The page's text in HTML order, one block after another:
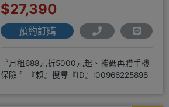
$27,390
預約訂購
〝月租688元折5000元起、攜碼再贈手機
保險 〞『賴』搜尋『ID』:00966225898